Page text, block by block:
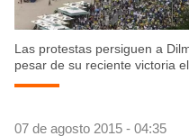
Las protestas persiguen a
pesar de su reciente victoria
07 de agosto 2015 - 04:35